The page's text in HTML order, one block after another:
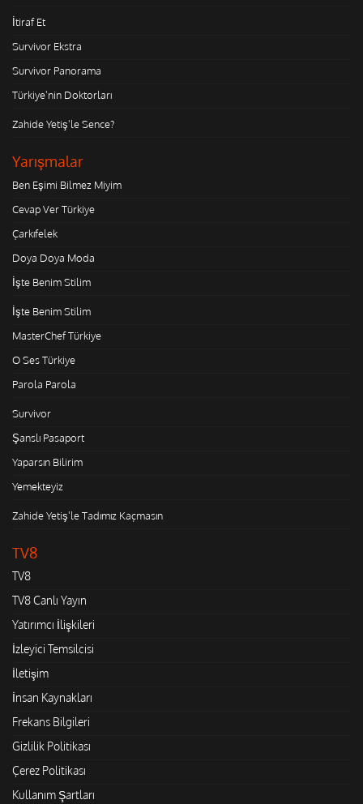
İtiraf Et
Survivor Ekstra
Survivor Panorama
Türkiye'nin Doktorları
Zahide Yetiş'le Sence?
Yarışmalar
Ben Eşimi Bilmez Miyim
Cevap Ver Türkiye
Çarkıfelek
Doya Doya Moda
İşte Benim Stilim
İşte Benim Stilim
MasterChef Türkiye
O Ses Türkiye
Parola Parola
Survivor
Şanslı Pasaport
Yaparsın Bilirim
Yemekteyiz
Zahide Yetiş'le Tadımız Kaçmasın
TV8
TV8
TV8 Canlı Yayın
Yatırımcı İlişkileri
İzleyici Temsilcisi
İletişim
İnsan Kaynakları
Frekans Bilgileri
Gizlilik Politikası
Çerez Politikası
Kullanım Şartları